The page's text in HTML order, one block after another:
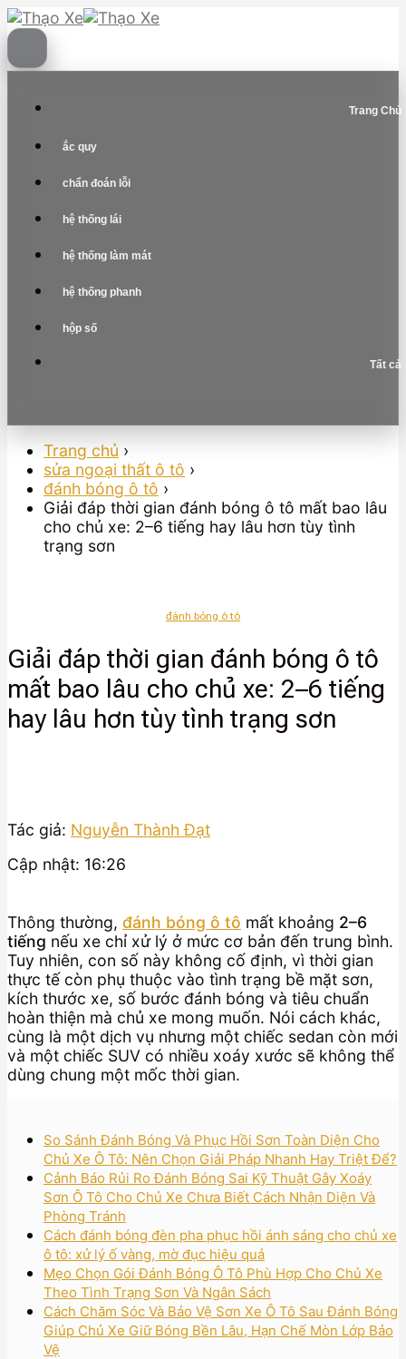
Skip
to
content
Trang Chủ
ắc quy
chẩn đoán lỗi
hệ thống lái
hệ thống làm mát
hệ thống phanh
hộp số
Tất cả
Trang chủ ›
sửa ngoại thất ô tô ›
đánh bóng ô tô ›
Giải đáp thời gian đánh bóng ô tô mất bao lâu
cho chủ xe: 2–6 tiếng hay lâu hơn tùy tình
trạng sơn
đánh bóng ô tô
Giải đáp thời gian đánh bóng ô tô
mất bao lâu cho chủ xe: 2–6 tiếng
hay lâu hơn tùy tình trạng sơn
Tác giả: Nguyễn Thành Đạt
Cập nhật: 16:26
Thông thường, đánh bóng ô tô mất khoảng 2–6
tiếng nếu xe chỉ xử lý ở mức cơ bản đến trung bình.
Tuy nhiên, con số này không cố định, vì thời gian
thực tế còn phụ thuộc vào tình trạng bề mặt sơn,
kích thước xe, số bước đánh bóng và tiêu chuẩn
hoàn thiện mà chủ xe mong muốn. Nói cách khác,
cùng là một dịch vụ nhưng một chiếc sedan còn mới
và một chiếc SUV có nhiều xoáy xước sẽ không thể
dùng chung một mốc thời gian.
So Sánh Đánh Bóng Và Phục Hồi Sơn Toàn Diện Cho
Chủ Xe Ô Tô: Nên Chọn Giải Pháp Nhanh Hay Triệt Để?
Cảnh Báo Rủi Ro Đánh Bóng Sai Kỹ Thuật Gây Xoáy
Sơn Ô Tô Cho Chủ Xe Chưa Biết Cách Nhận Diện Và
Phòng Tránh
Cách đánh bóng đèn pha phục hồi ánh sáng cho chủ xe
ô tô: xử lý ố vàng, mờ đục hiệu quả
Mẹo Chọn Gói Đánh Bóng Ô Tô Phù Hợp Cho Chủ Xe
Theo Tình Trạng Sơn Và Ngân Sách
Cách Chăm Sóc Và Bảo Vệ Sơn Xe Ô Tô Sau Đánh Bóng
Giúp Chủ Xe Giữ Bóng Bền Lâu, Hạn Chế Mòn Lớp Bảo
Vệ